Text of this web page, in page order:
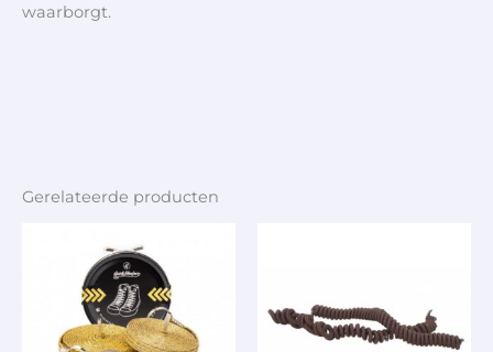
waarborgt.
Gerelateerde producten